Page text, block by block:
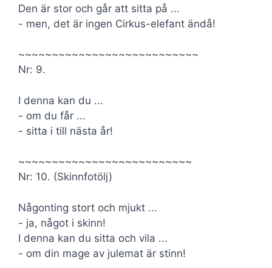
Den är stor och går att sitta på ...
- men, det är ingen Cirkus-elefant ändå!
~~~~~~~~~~~~~~~~~~~~~~~~~~~
Nr: 9.
I denna kan du ...
- om du får ...
- sitta i till nästa år!
~~~~~~~~~~~~~~~~~~~~~~~~~~
Nr: 10. (Skinnfotölj)
Någonting stort och mjukt ...
- ja, något i skinn!
I denna kan du sitta och vila ...
- om din mage av julemat är stinn!